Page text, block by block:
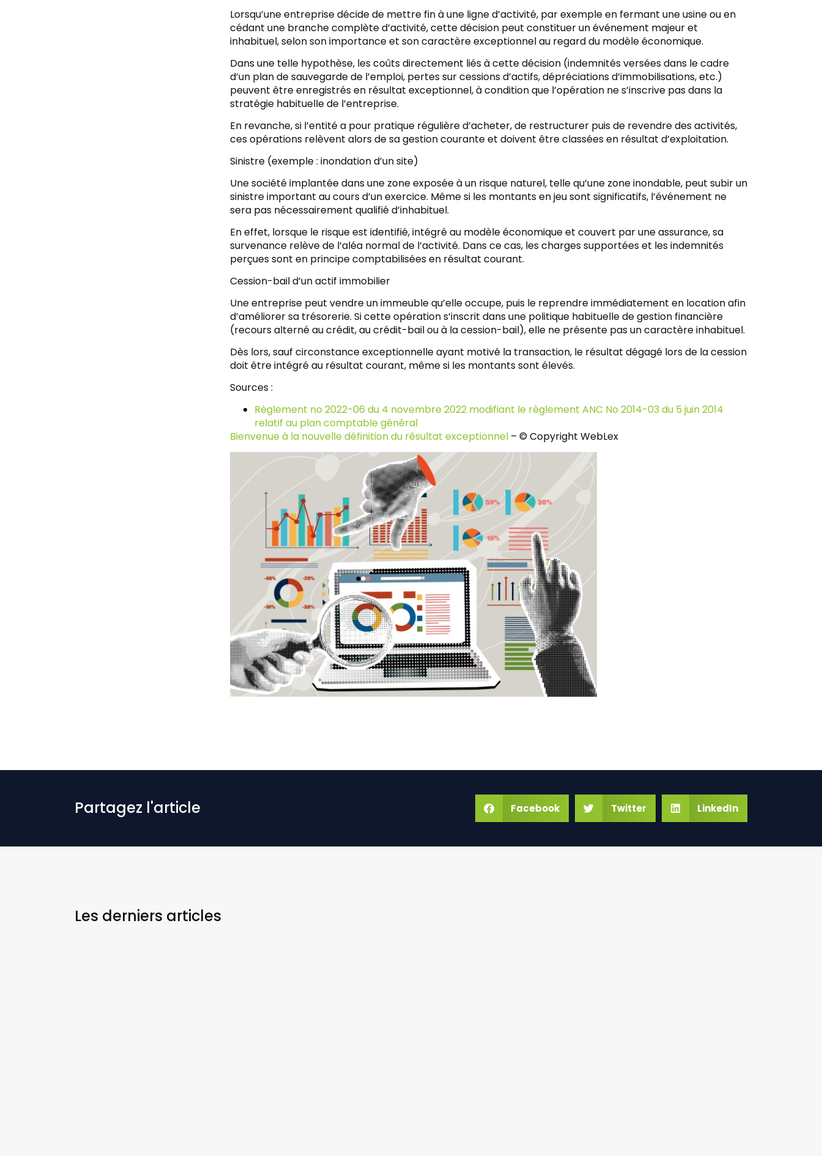
Lorsqu’une entreprise décide de mettre fin à une ligne d’activité, par exemple en fermant une usine ou en
cédant une branche complète d’activité, cette décision peut constituer un événement majeur et
inhabituel, selon son importance et son caractère exceptionnel au regard du modèle économique.
Dans une telle hypothèse, les coûts directement liés à cette décision (indemnités versées dans le cadre
d’un plan de sauvegarde de l’emploi, pertes sur cessions d’actifs, dépréciations d’immobilisations, etc.)
peuvent être enregistrés en résultat exceptionnel, à condition que l’opération ne s’inscrive pas dans la
stratégie habituelle de l’entreprise.
En revanche, si l’entité a pour pratique régulière d’acheter, de restructurer puis de revendre des activités,
ces opérations relèvent alors de sa gestion courante et doivent être classées en résultat d’exploitation.
Sinistre (exemple : inondation d’un site)
Une société implantée dans une zone exposée à un risque naturel, telle qu’une zone inondable, peut subir un
sinistre important au cours d’un exercice. Même si les montants en jeu sont significatifs, l’événement ne
sera pas nécessairement qualifié d’inhabituel.
En effet, lorsque le risque est identifié, intégré au modèle économique et couvert par une assurance, sa
survenance relève de l’aléa normal de l’activité. Dans ce cas, les charges supportées et les indemnités
perçues sont en principe comptabilisées en résultat courant.
Cession-bail d’un actif immobilier
Une entreprise peut vendre un immeuble qu’elle occupe, puis le reprendre immédiatement en location afin
d’améliorer sa trésorerie. Si cette opération s’inscrit dans une politique habituelle de gestion financière
(recours alterné au crédit, au crédit-bail ou à la cession-bail), elle ne présente pas un caractère inhabituel.
Dès lors, sauf circonstance exceptionnelle ayant motivé la transaction, le résultat dégagé lors de la cession
doit être intégré au résultat courant, même si les montants sont élevés.
Sources :
Règlement no 2022-06 du 4 novembre 2022 modifiant le règlement ANC No 2014-03 du 5 juin 2014
relatif au plan comptable général
Bienvenue à la nouvelle définition du résultat exceptionnel– © Copyright WebLex
Partagez l'article Facebook Twitter LinkedIn
Les derniers articles